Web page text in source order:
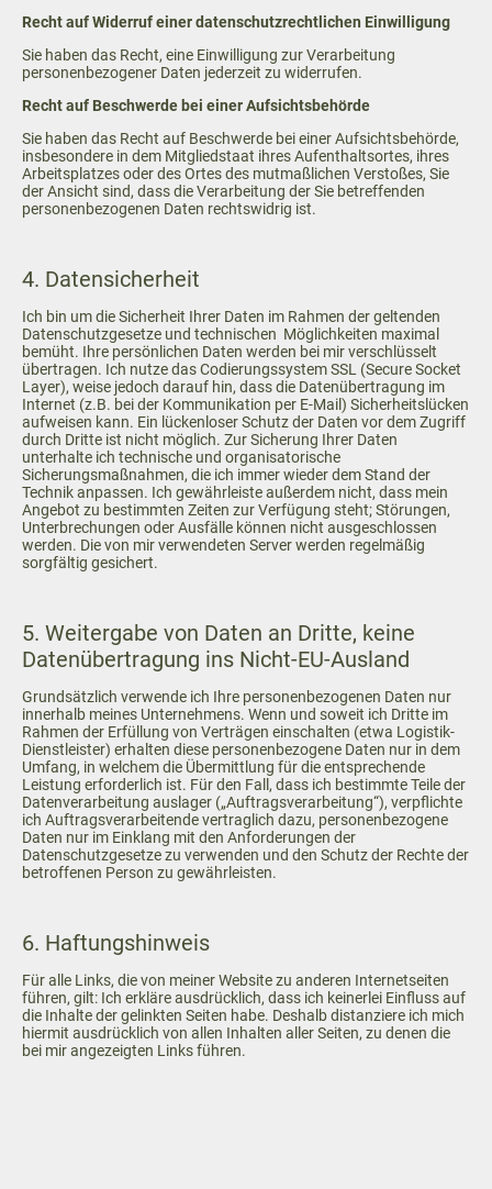
Recht auf Widerruf einer datenschutzrechtlichen Einwilligung
Sie haben das Recht, eine Einwilligung zur Verarbeitung
personenbezogener Daten jederzeit zu widerrufen.
Recht auf Beschwerde bei einer Aufsichtsbehörde
Sie haben das Recht auf Beschwerde bei einer Aufsichtsbehörde,
insbesondere in dem Mitgliedstaat ihres Aufenthaltsortes, ihres
Arbeitsplatzes oder des Ortes des mutmaßlichen Verstoßes, Sie
der Ansicht sind, dass die Verarbeitung der Sie betreffenden
personenbezogenen Daten rechtswidrig ist.
4. Datensicherheit
Ich bin um die Sicherheit Ihrer Daten im Rahmen der geltenden
Datenschutzgesetze und technischen Möglichkeiten maximal
bemüht. Ihre persönlichen Daten werden bei mir verschlüsselt
übertragen. Ich nutze das Codierungssystem SSL (Secure Socket
Layer), weise jedoch darauf hin, dass die Datenübertragung im
Internet (z.B. bei der Kommunikation per E-Mail) Sicherheitslücken
aufweisen kann. Ein lückenloser Schutz der Daten vor dem Zugriff
durch Dritte ist nicht möglich. Zur Sicherung Ihrer Daten
unterhalte ich technische und organisatorische
Sicherungsmaßnahmen, die ich immer wieder dem Stand der
Technik anpassen. Ich gewährleiste außerdem nicht, dass mein
Angebot zu bestimmten Zeiten zur Verfügung steht; Störungen,
Unterbrechungen oder Ausfälle können nicht ausgeschlossen
werden. Die von mir verwendeten Server werden regelmäßig
sorgfältig gesichert.
5. Weitergabe von Daten an Dritte, keine
Datenübertragung ins Nicht-EU-Ausland
Grundsätzlich verwende ich Ihre personenbezogenen Daten nur
innerhalb meines Unternehmens. Wenn und soweit ich Dritte im
Rahmen der Erfüllung von Verträgen einschalten (etwa Logistik-
Dienstleister) erhalten diese personenbezogene Daten nur in dem
Umfang, in welchem die Übermittlung für die entsprechende
Leistung erforderlich ist. Für den Fall, dass ich bestimmte Teile der
Datenverarbeitung auslager („Auftragsverarbeitung“), verpflichte
ich Auftragsverarbeitende vertraglich dazu, personenbezogene
Daten nur im Einklang mit den Anforderungen der
Datenschutzgesetze zu verwenden und den Schutz der Rechte der
betroffenen Person zu gewährleisten.
6. Haftungshinweis
Für alle Links, die von meiner Website zu anderen Internetseiten
führen, gilt: Ich erkläre ausdrücklich, dass ich keinerlei Einfluss auf
die Inhalte der gelinkten Seiten habe. Deshalb distanziere ich mich
hiermit ausdrücklich von allen Inhalten aller Seiten, zu denen die
bei mir angezeigten Links führen.